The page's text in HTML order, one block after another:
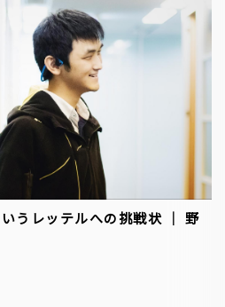
うレッテルへの挑戦状 ｜ 野